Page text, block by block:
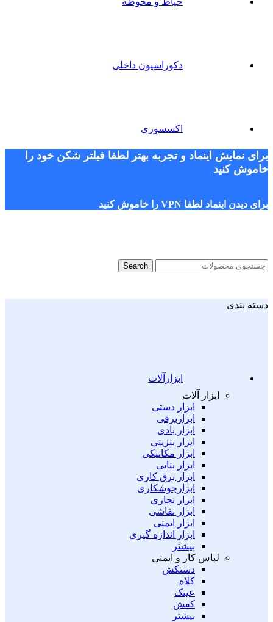
دکوراسیون داخلی
اکسسوری
برای نمایش اینماد و تجربه بهتر لطفا فیلتر شکن خود را
خاموش کنید
برای دیدن اینماد لطفا VPN را خاموش کنید
Search
دسته بندی
ابزارآلات
ابزار آلات
ابزار دستی
ابزاربرقی
ابزار بادی
ابزار بنزینی
ابزار مکانیکی
ابزار بنایی
ابزار برق کاری
ابزارجوشکاری
ابزار نجاری
ابزار نقاشی
ابزار ایمنی
ابزار اندازه گیری
بیشتر
لباس کار و ایمنی
دستکش
کلاه
عینک
کفش
بیشتر